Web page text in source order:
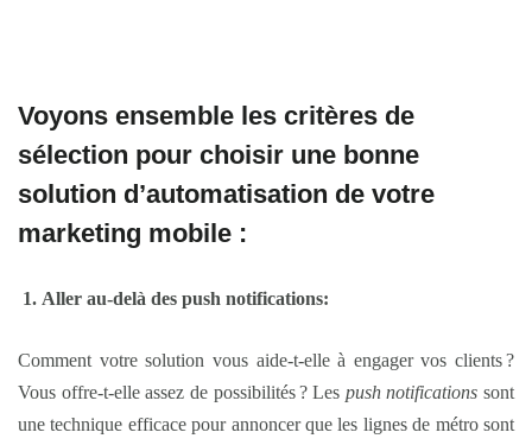
Voyons ensemble les critères de
sélection pour choisir une bonne
solution d’automatisation de votre
marketing mobile :
Aller au-delà des push notifications:
Comment votre solution vous aide-t-elle à engager vos clients ?
Vous offre-t-elle assez de possibilités ? Les push notifications sont
une technique efficace pour annoncer que les lignes de métro sont